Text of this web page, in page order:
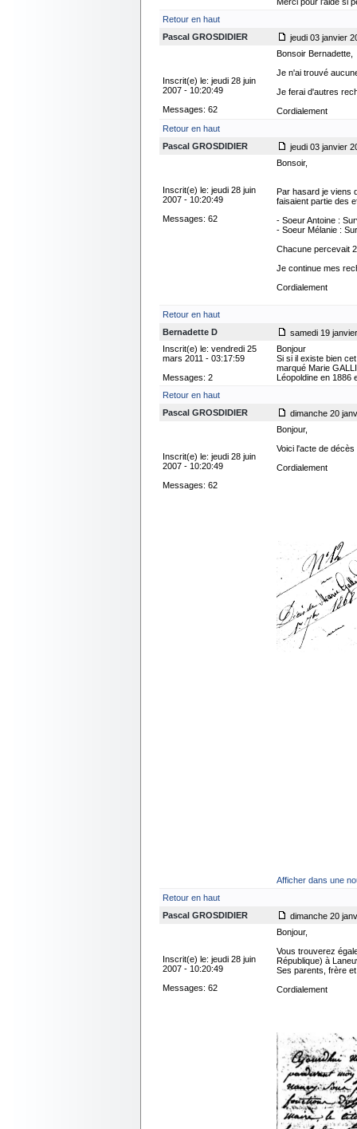
Retour en haut
Pascal GROSDIDIER
jeudi 03 janvier
Inscrit(e) le: jeudi 28 juin
2007 - 10:20:49
Messages: 62
Bonsoir Bernadette,
Je n'ai trouvé
Je ferai d'autres
Cordialement
Retour en haut
Pascal GROSDIDIER
jeudi 03 janvier
Inscrit(e) le: jeudi 28 juin
2007 - 10:20:49
Messages: 62
Bonsoir,
Par hasard je viens
faisaient partie des
- Soeur Antoine :
- Soeur Mélanie :
Chacune percevait
Je continue mes
Cordialement
Retour en haut
Bernadette D
samedi 19
Inscrit(e) le: vendredi 25
mars 2011 - 03:17:59
Messages: 2
Bonjour
Si si il existe bien
marqué Marie
Léopoldine en 1886
Retour en haut
Pascal GROSDIDIER
dimanche 20
Inscrit(e) le: jeudi 28 juin
2007 - 10:20:49
Messages: 62
Bonjour,
Voici l'acte de
Cordialement
Afficher dans une
Retour en haut
Pascal GROSDIDIER
dimanche 20
Inscrit(e) le: jeudi 28 juin
2007 - 10:20:49
Messages: 62
Bonjour,
Vous trouverez
République) à
Ses parents, frère
Cordialement